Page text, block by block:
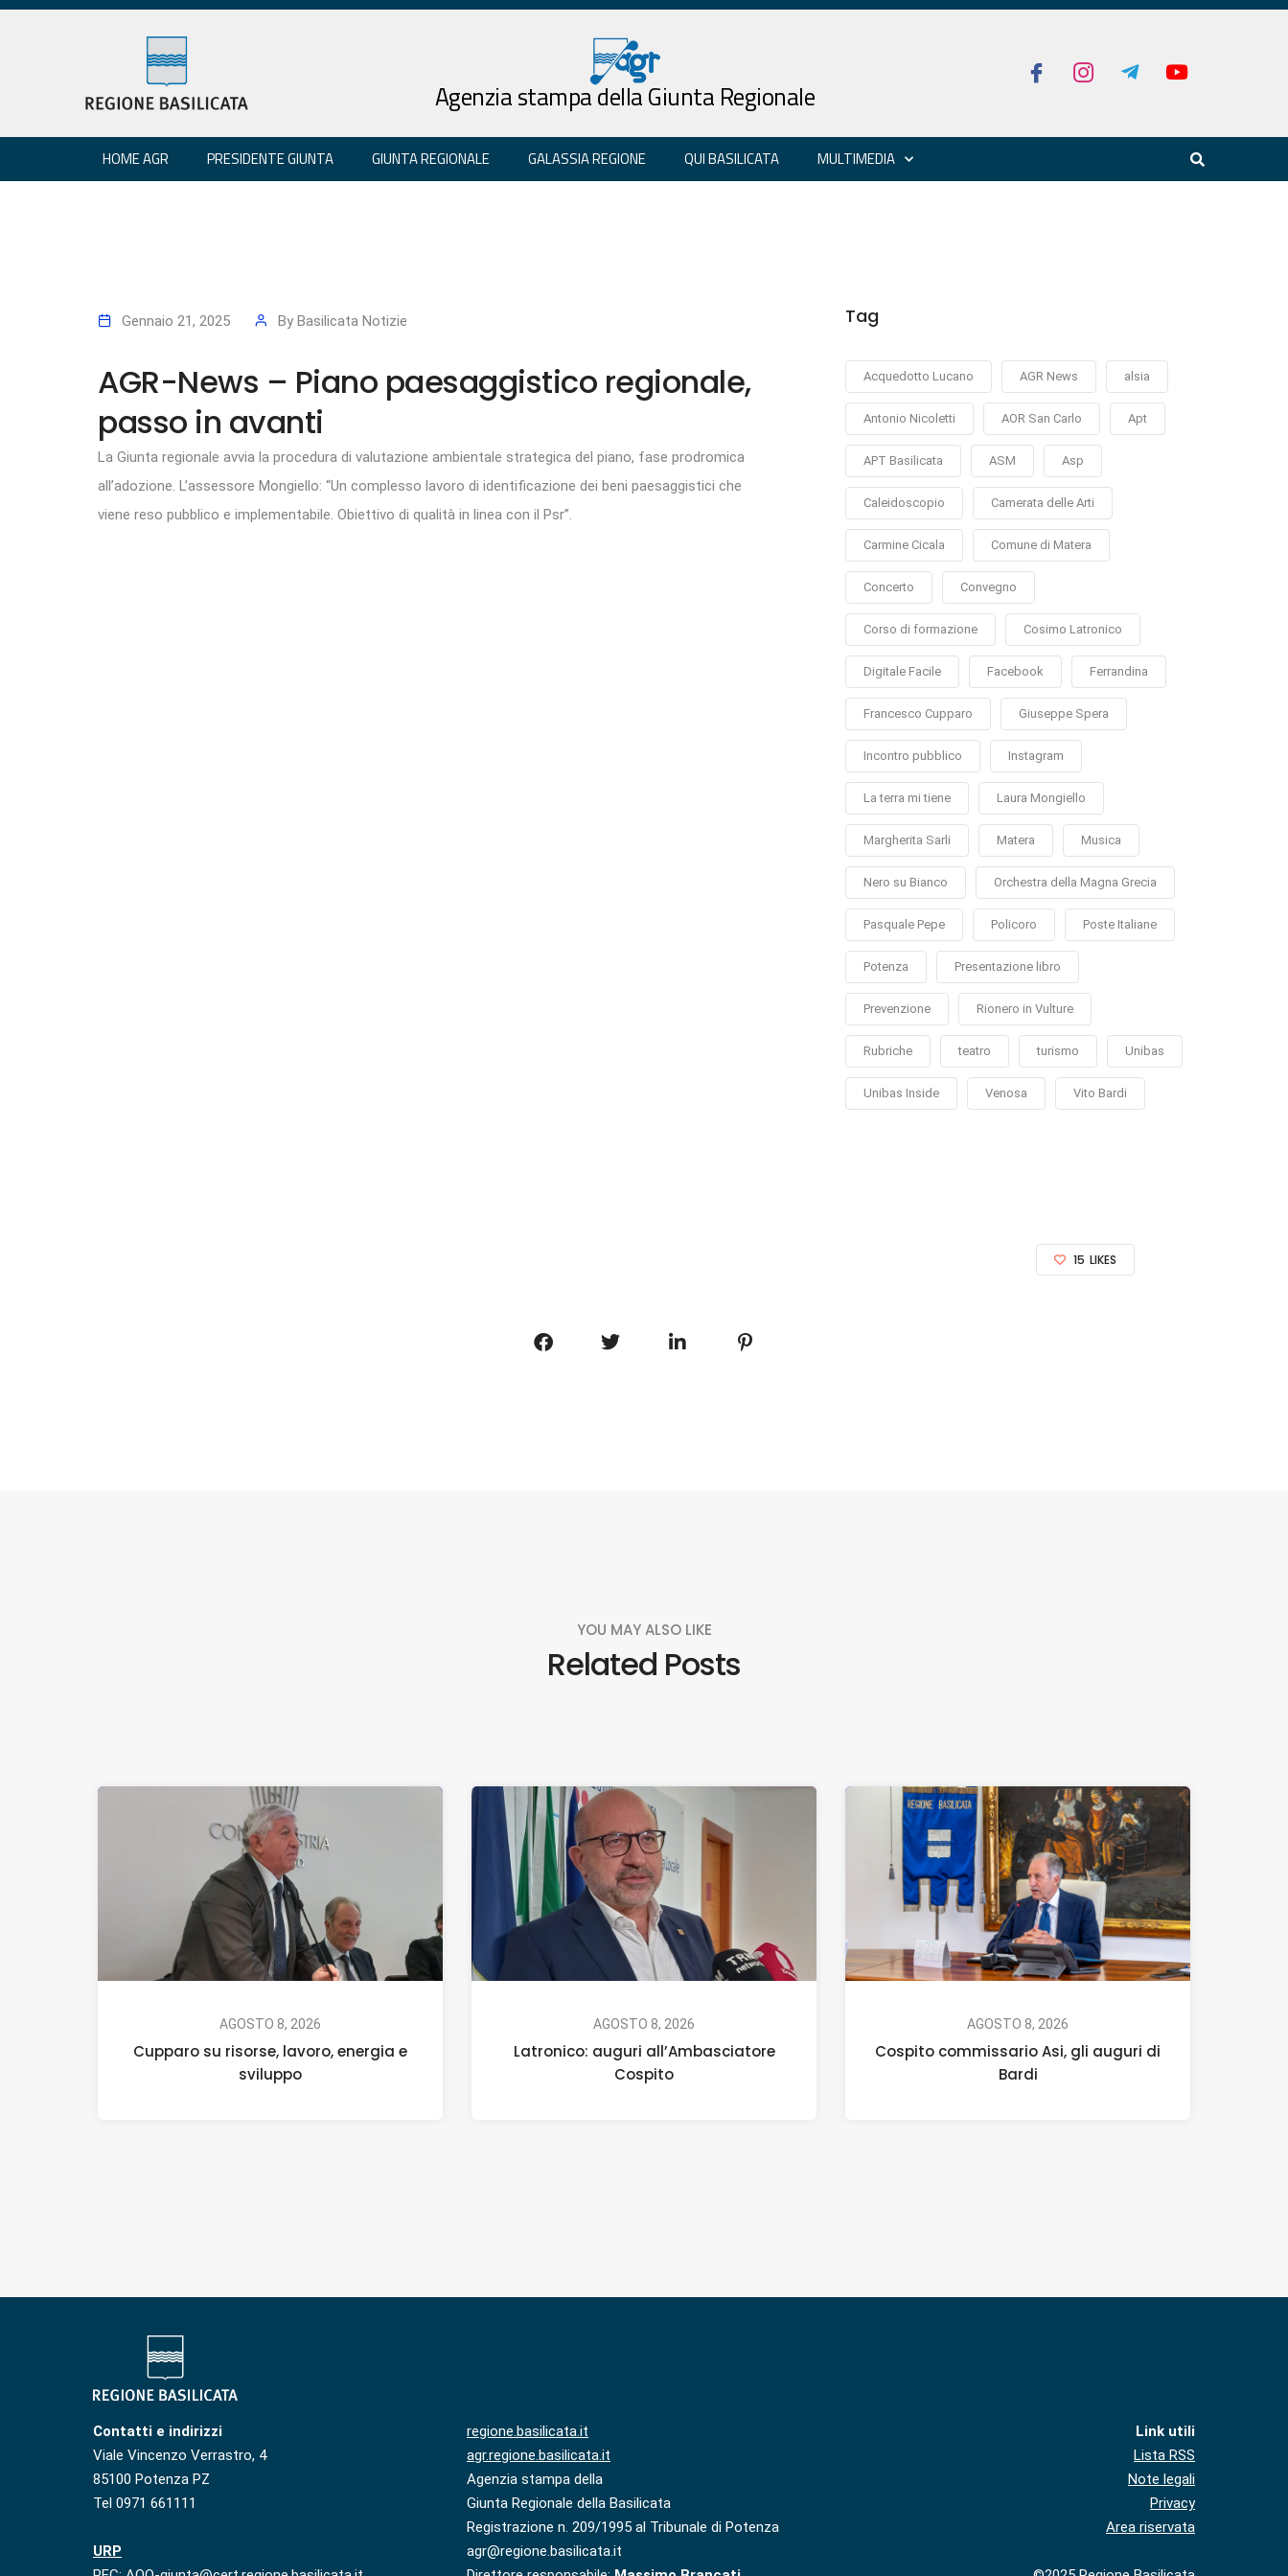
Agenzia stampa della Giunta Regionale
HOME AGR PRESIDENTE GIUNTA GIUNTA REGIONALE GALASSIA REGIONE QUI BASILICATA MULTIMEDIA
Gennaio 21, 2025 By Basilicata Notizie
AGR-News – Piano paesaggistico regionale,
passo in avanti
La Giunta regionale avvia la procedura di valutazione ambientale strategica del piano, fase prodromica
all’adozione. L’assessore Mongiello: “Un complesso lavoro di identificazione dei beni paesaggistici che
viene reso pubblico e implementabile. Obiettivo di qualità in linea con il Psr”.
Tag
Acquedotto Lucano AGR News alsia
Antonio Nicoletti AOR San Carlo Apt
APT Basilicata ASM Asp
Caleidoscopio Camerata delle Arti
Carmine Cicala Comune di Matera
Concerto Convegno
Corso di formazione Cosimo Latronico
Digitale Facile Facebook Ferrandina
Francesco Cupparo Giuseppe Spera
Incontro pubblico Instagram
La terra mi tiene Laura Mongiello
Margherita Sarli Matera Musica
Nero su Bianco Orchestra della Magna Grecia
Pasquale Pepe Policoro Poste Italiane
Potenza Presentazione libro
Prevenzione Rionero in Vulture
Rubriche teatro turismo Unibas
Unibas Inside Venosa Vito Bardi
15 LIKES
YOU MAY ALSO LIKE
Related Posts
AGOSTO 8, 2026
Cupparo su risorse, lavoro, energia e
sviluppo
AGOSTO 8, 2026
Latronico: auguri all’Ambasciatore
Cospito
AGOSTO 8, 2026
Cospito commissario Asi, gli auguri di
Bardi
Contatti e indirizzi
Viale Vincenzo Verrastro, 4
85100 Potenza PZ
Tel 0971 661111
URP
regione.basilicata.it
agr.regione.basilicata.it
Agenzia stampa della
Giunta Regionale della Basilicata
Registrazione n. 209/1995 al Tribunale di Potenza
agr@regione.basilicata.it
Link utili
Lista RSS
Note legali
Privacy
Area riservata